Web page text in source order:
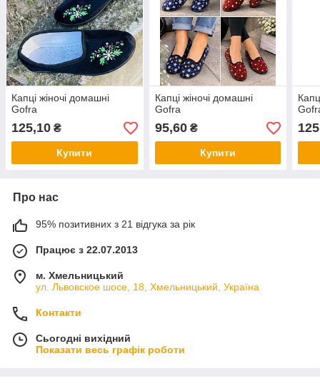
Капці жіночі домашні
Gofra
125,10 ₴
Купити
Капці жіночі домашні
Gofra
95,60₴
Купити
Про нас
95% позитивних з 21 відгука за рік
Працює з 22.07.2013
м. Хмельницький
ул. Львовское шосе, 18, Хмельницький, Україна
Контакти
Сьогодні вихідний
Показати весь графік роботи